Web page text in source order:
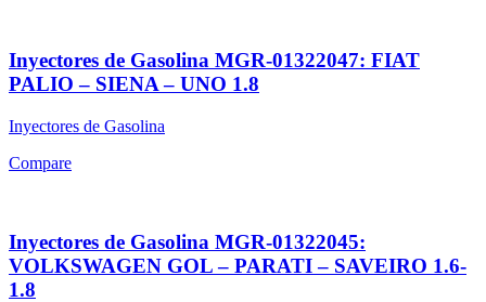
Inyectores de Gasolina MGR-01322047: FIAT
PALIO – SIENA – UNO 1.8
Inyectores de Gasolina
Compare
Inyectores de Gasolina MGR-01322045:
VOLKSWAGEN GOL – PARATI – SAVEIRO 1.6-
1.8